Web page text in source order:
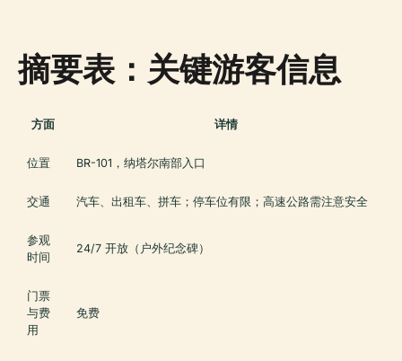
摘要表：关键游客信息
方面 详情
位置 BR-101，纳塔尔南部入口
交通 汽车、出租车、拼车；停车位有限；高速公路需注意安全
参观
时间
24/7 开放（户外纪念碑）
门票
与费
用
免费